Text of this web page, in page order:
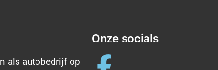
als autobedrijf op
Onze socials